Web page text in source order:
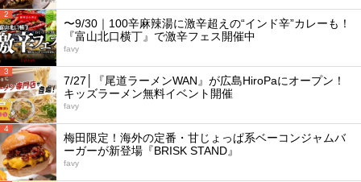
2
〜9/30｜100辛麻辣湯に激辛超えの“インド辛”カレーも！
『富山北口横丁』で激辛フェス開催中
favy
3
7/27│『尾道ラーメンWAN』が広島HiroPaにオープン！
キッズラーメン無料イベント開催
favy
4
梅田限定！海外の定番・甘じょっぱ系ベーコンジャムバ
ーガーが新登場『BRISK STAND』
favy